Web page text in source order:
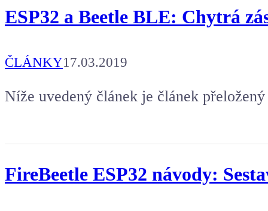
ESP32 a Beetle BLE: Chytrá
ČLÁNKY17.03.2019
Níže uvedený článek je článek
FireBeetle ESP32 návody: